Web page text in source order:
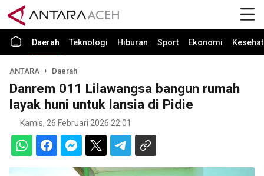
Daerah Teknologi Hiburan Sport Ekonomi
ANTARA Daerah
Danrem 011 Lilawangsa bangun rumah
layak huni untuk lansia di Pidie
Kamis, 26 Februari 2026 22:01